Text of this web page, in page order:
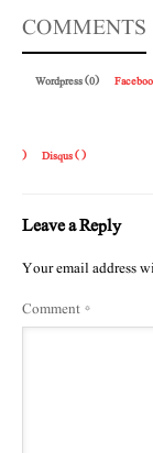
COMMENTS
Wordpress (0)
) Disqus ()
Leave a Reply
Your email address
Comment*